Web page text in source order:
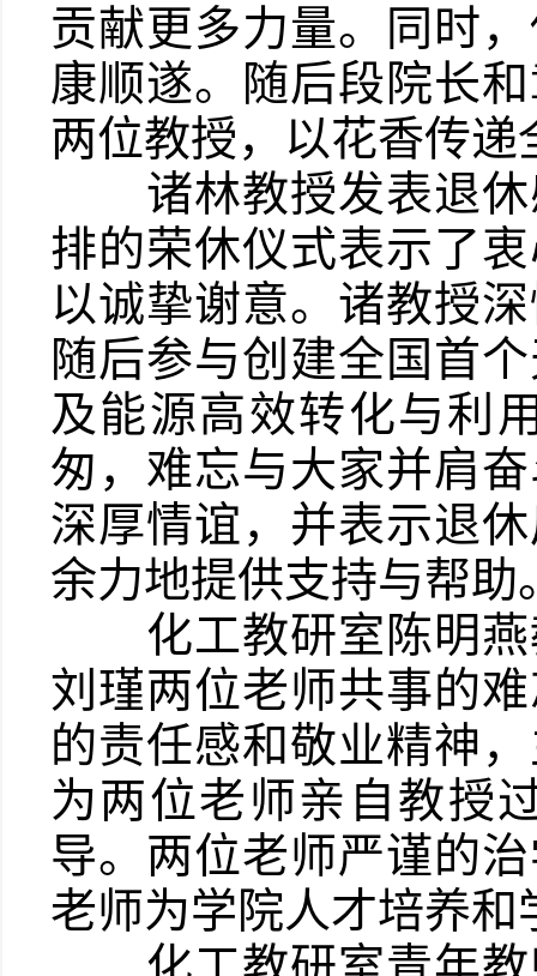
贡献更多力量。同时
康顺遂。随后段院长
两位教授，以花香传
诸林教授发表退休
排的荣休仪式表示了
以诚挚谢意。诸教授
随后参与创建全国首
及能源高效转化与利
匆，难忘与大家并肩
深厚情谊，并表示退
余力地提供支持与帮助
化工教研室陈明燕
刘瑾两位老师共事的
的责任感和敬业精神
为两位老师亲自教授
导。两位老师严谨的
老师为学院人才培养